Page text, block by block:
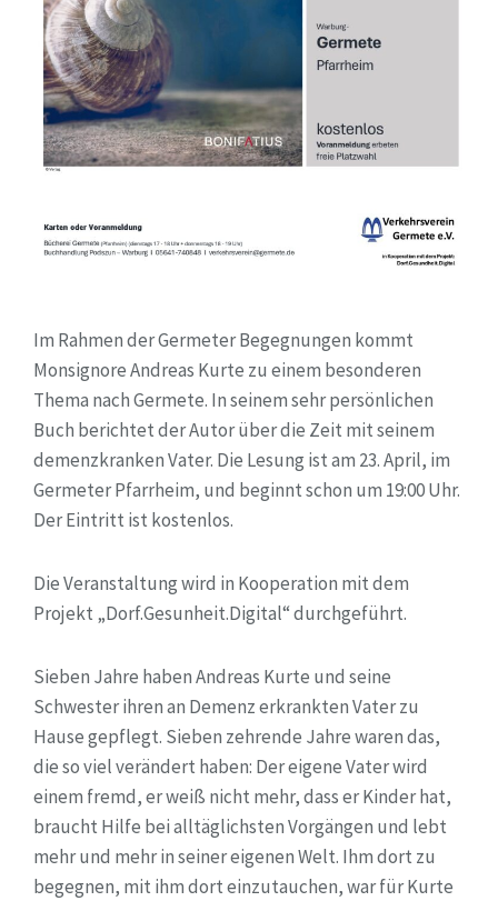
Im Rahmen der Germeter Begegnungen kommt
Monsignore Andreas Kurte zu einem besonderen
Thema nach Germete. In seinem sehr persönlichen
Buch berichtet der Autor über die Zeit mit seinem
demenzkranken Vater. Die Lesung ist am 23. April, im
Germeter Pfarrheim, und beginnt schon um 19:00 Uhr.
Der Eintritt ist kostenlos.
Die Veranstaltung wird in Kooperation mit dem
Projekt „Dorf.Gesunheit.Digital“ durchgeführt.
Sieben Jahre haben Andreas Kurte und seine
Schwester ihren an Demenz erkrankten Vater zu
Hause gepflegt. Sieben zehrende Jahre waren das,
die so viel verändert haben: Der eigene Vater wird
einem fremd, er weiß nicht mehr, dass er Kinder hat,
braucht Hilfe bei alltäglichsten Vorgängen und lebt
mehr und mehr in seiner eigenen Welt. Ihm dort zu
begegnen, mit ihm dort einzutauchen, war für Kurte